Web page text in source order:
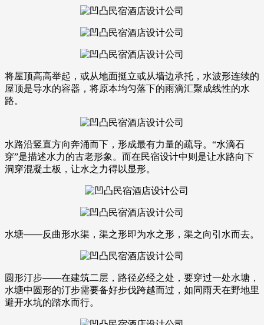
将屋顶高高举起，或从地面挺立或从墙边承托，水波形连续的
屋顶是导水的容器，将原本均匀落下的雨滴汇聚成线性的水
路。
水路沿竖直方向奔涌而下，形成最有力量的疏导。“水滴石
穿”是描述水力的古老形象。而在民宿设计中则是让水路向下
洞穿混凝土板，让水之力得以显形。
水塘——反曲形水渠，渠之形即为水之形，渠之向引水而去。
圆形汀步——在建筑二层，路径必经之处，要穿过一处水塘，
水塘中圆形的汀步需要备好步伐跨越而过，如同雨天在野地里
避开水坑的踏水而行。